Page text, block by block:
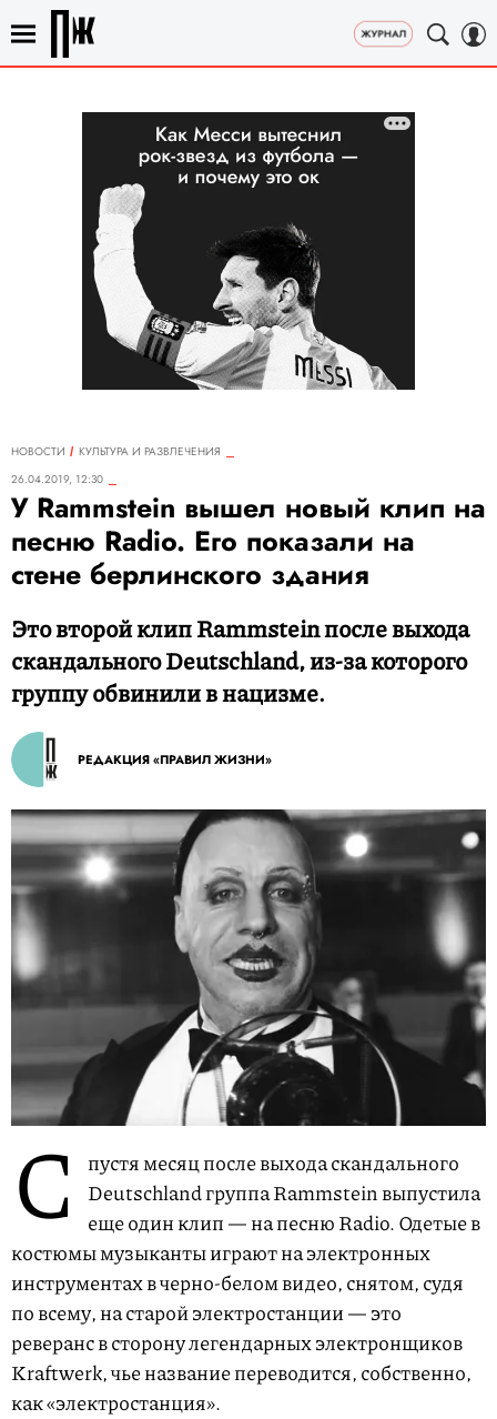
НОВОСТИ
КУЛЬТУРА И РАЗВЛЕЧЕНИЯ
26.04.2019, 12:30
У Rammstein вышел новый клип на
песню Radio. Его показали на
стене берлинского здания
Это второй клип Rammstein после выхода
скандального Deutschland, из-за которого
группу обвинили в нацизме.
РЕДАКЦИЯ «ПРАВИЛ ЖИЗНИ»
С
пустя месяц после выхода скандального
Deutschland группа Rammstein выпустила
еще один клип — на песню Radio. Одетые в
костюмы музыканты играют на электронных
инструментах в черно-белом видео, снятом, судя
по всему, на старой электростанции — это
реверанс в сторону легендарных электронщиков
Kraftwerk, чье название переводится, собственно,
как «электростанция».